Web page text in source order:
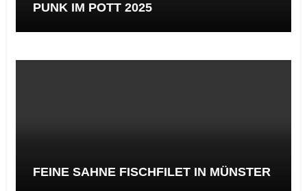
PUNK IM POTT 2025
FEINE SAHNE FISCHFILET IN MÜNSTER